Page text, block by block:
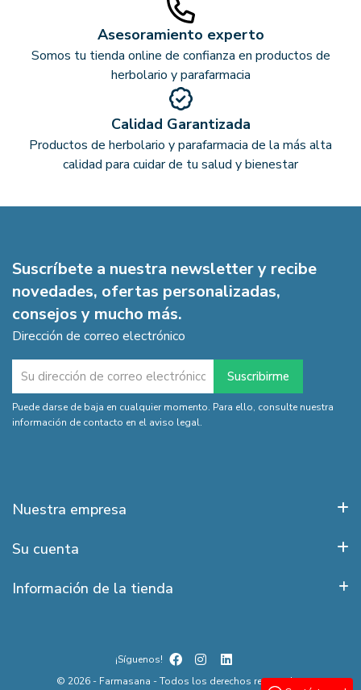
Asesoramiento experto
Somos tu tienda online de confianza en productos de
herbolario y parafarmacia
Calidad Garantizada
Productos de herbolario y parafarmacia de la más alta
calidad para cuidar de tu salud y bienestar
Suscríbete a nuestra newsletter y recibe
novedades, ofertas personalizadas,
consejos y mucho más.
Dirección de correo electrónico
Puede darse de baja en cualquier momento. Para ello, consulte nuestra
información de contacto en el aviso legal.
Nuestra empresa
Su cuenta
Información de la tienda
© 2026 - Farmasana - Todos los derechos reservados
¡Síguenos!